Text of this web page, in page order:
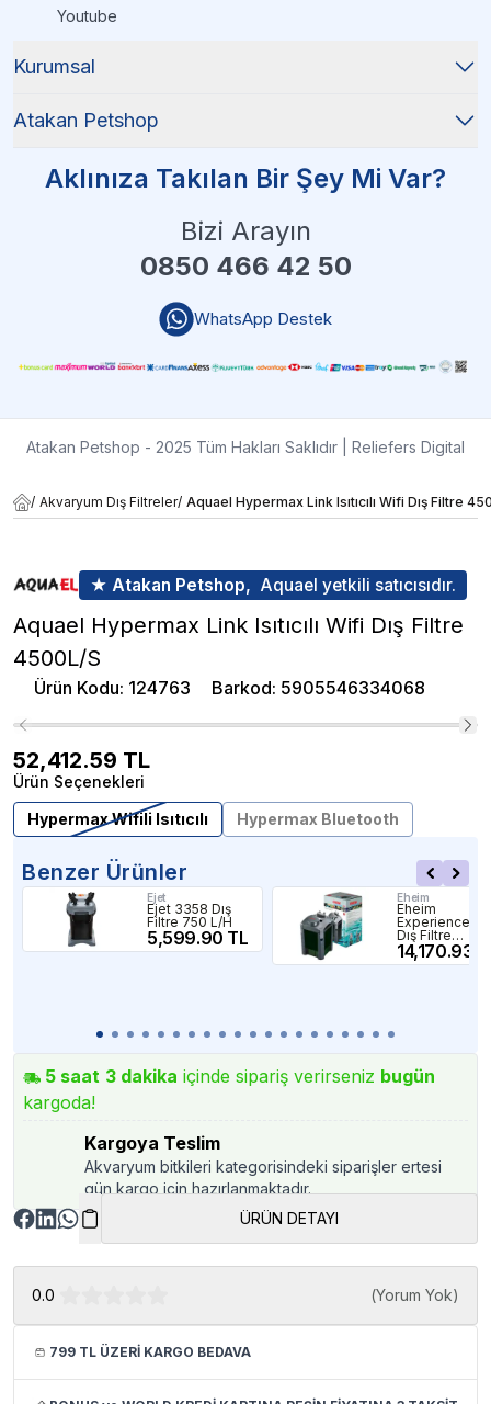
Youtube
Kurumsal
Atakan Petshop
Aklınıza Takılan Bir Şey Mi Var?
Bizi Arayın
0850 466 42 50
WhatsApp Destek
Atakan Petshop - 2025 Tüm Hakları Saklıdır | Reliefers Digital
/ Akvaryum Dış Filtreler/ Aquael Hypermax Link Isıtıcılı Wifi Dış Filtre
★ Atakan Petshop, Aquael yetkili satıcısıdır.
Aquael Hypermax Link Isıtıcılı Wifi Dış Filtre
4500L/S
Ürün Kodu: 124763 Barkod: 5905546334068
52,412.59 TL
Ürün Seçenekleri
Hypermax Wifili Isıtıcılı
Hypermax Bluetooth
Benzer Ürünler
Ejet
Ejet 3358 Dış
Filtre 750 L/H
5,599.90 TL
Eheim
Eheim
Experience
Dış Filtre
1050Lt/H
+Media
14,170.93
5 saat 3 dakika içinde sipariş verirseniz bugün
kargoda!
Kargoya Teslim
Akvaryum bitkileri kategorisindeki siparişler ertesi
gün kargo için hazırlanmaktadır.
ÜRÜN DETAYI
0.0 (Yorum Yok)
799 TL ÜZERİ KARGO BEDAVA